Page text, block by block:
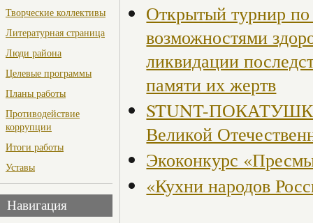
Творческие коллективы
Литературная страница
Люди района
Целевые программы
Планы работы
Противодействие
коррупции
Итоги работы
Уставы
Навигация
Открытый турнир
возможностями
ликвидации
памяти их жертв
STUNT-
Великой
Экоконкурс
«Кухни народов